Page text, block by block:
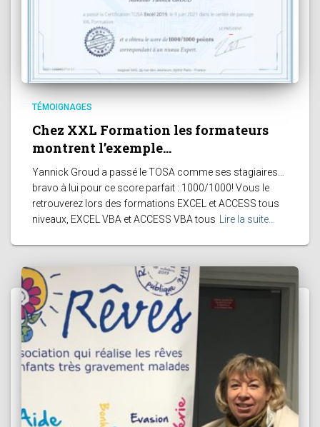
TÉMOIGNAGES
Chez XXL Formation les formateurs
montrent l’exemple…
Yannick Groud a passé le TOSA comme ses stagiaires…
bravo à lui pour ce score parfait : 1000/1000! Vous le
retrouverez lors des formations EXCEL et ACCESS tous
niveaux, EXCEL VBA et ACCESS VBA tous
Lire la suite…